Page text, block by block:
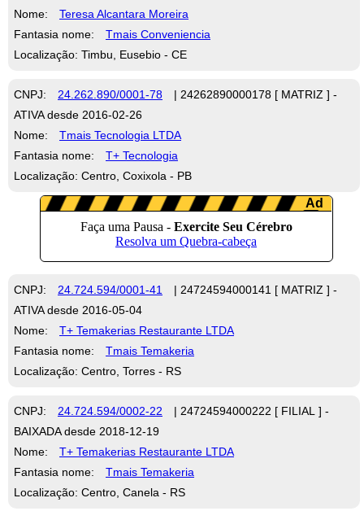
Nome:
Teresa Alcantara Moreira
Fantasia nome:
Tmais Conveniencia
Localização: Timbu, Eusebio - CE
CNPJ: 24.262.890/0001-78
| 24262890000178 [ MATRIZ ] -
ATIVA desde 2016-02-26
Nome:
Tmais Tecnologia LTDA
Fantasia nome:
T+ Tecnologia
Localização: Centro, Coxixola - PB
CNPJ: 24.724.594/0001-41
| 24724594000141 [ MATRIZ ] -
ATIVA desde 2016-05-04
Nome:
T+ Temakerias Restaurante LTDA
Fantasia nome:
Tmais Temakeria
Localização: Centro, Torres - RS
CNPJ: 24.724.594/0002-22
| 24724594000222 [ FILIAL ] -
BAIXADA desde 2018-12-19
Nome:
T+ Temakerias Restaurante LTDA
Fantasia nome:
Tmais Temakeria
Localização: Centro, Canela - RS